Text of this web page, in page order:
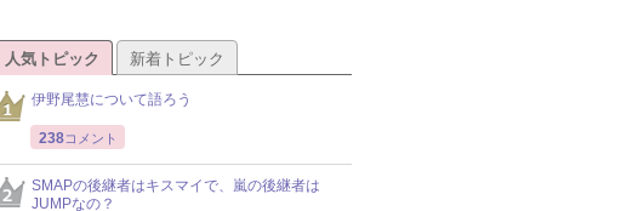
人気トピック 新着トピック
伊野尾慧について語ろう
238コメント
SMAPの後継者はキスマイで、嵐の後継者は
JUMPなの？